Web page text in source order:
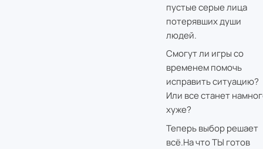
пустые серые лица
потерявших души
людей.
Смогут ли игры со
временем помочь
исправить ситуацию?
Или все станет
хуже?
Теперь выбор решает
всё.На что ТЫ готов